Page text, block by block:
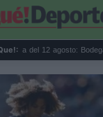
12 agosto: Bodegas C...